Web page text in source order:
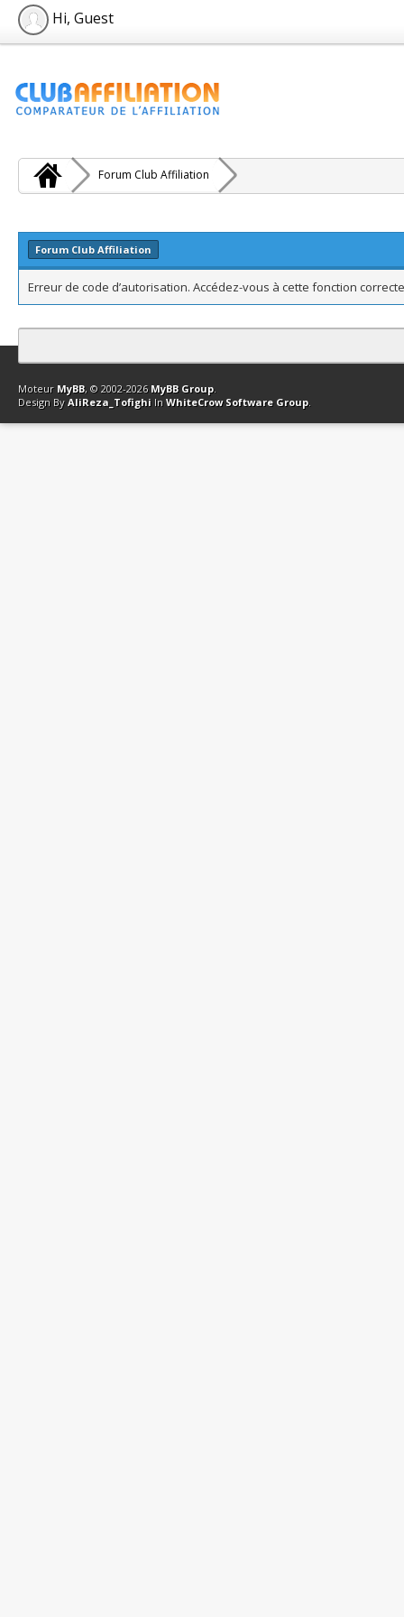
Hi, Guest
Forum Club Affiliation
Forum Club Affiliation
Erreur de code d’autorisation. Accédez-vous à cette fonction
Contact Club Affiliation Retourner en haut Version bas-débit
Moteur MyBB, © 2002-2026 MyBB Group.
Design By AliReza_Tofighi In WhiteCrow Software Group.